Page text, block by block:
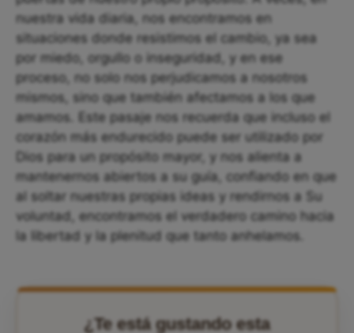
nuestra vida diaria, nos encontramos en
situaciones donde resistimos el cambio, ya sea
por miedo, orgullo o inseguridad, y en ese
proceso, no solo nos perjudicamos a nosotros
mismos, sino que también afectamos a los que
amamos. Este pasaje nos recuerda que incluso el
corazón más endurecido puede ser utilizado por
Dios para un propósito mayor, y nos alienta a
mantenernos abiertos a su guía, confiando en que
al soltar nuestras propias ideas y rendirnos a Su
voluntad, encontramos el verdadero camino hacia
la libertad y la plenitud que tanto anhelamos.
¿Te está gustando esta